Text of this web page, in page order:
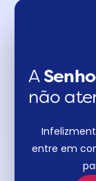
A
não
entre em